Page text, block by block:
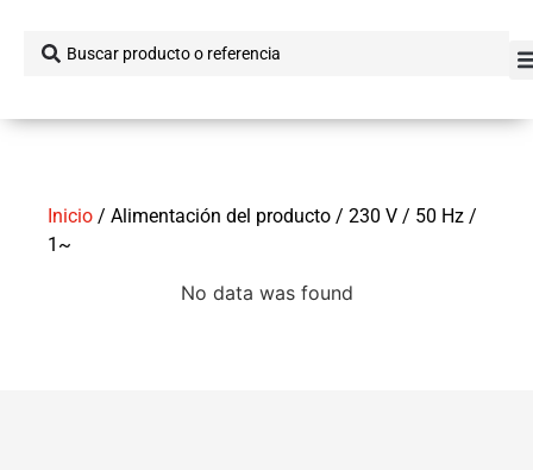
Inicio / Alimentación del producto / 230 V / 50 Hz /
1~
No data was found